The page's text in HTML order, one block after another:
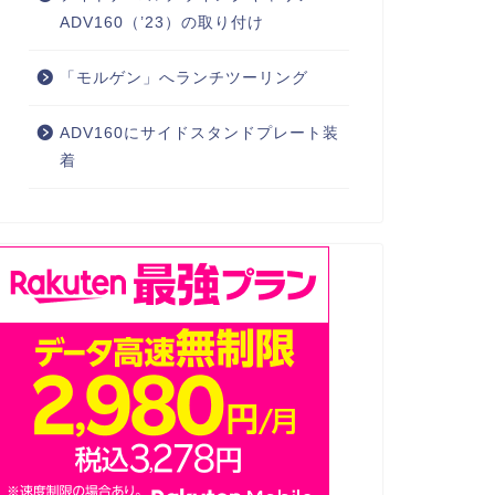
ADV160（’23）の取り付け
「モルゲン」へランチツーリング
ADV160にサイドスタンドプレート装
着